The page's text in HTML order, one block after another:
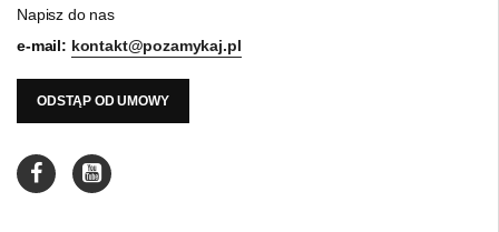
Napisz do nas
e-mail: kontakt@pozamykaj.pl
ODSTĄP OD UMOWY